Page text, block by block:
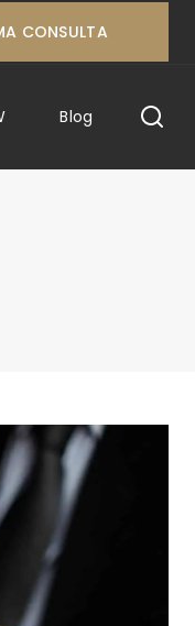
CONSULTA
Blog